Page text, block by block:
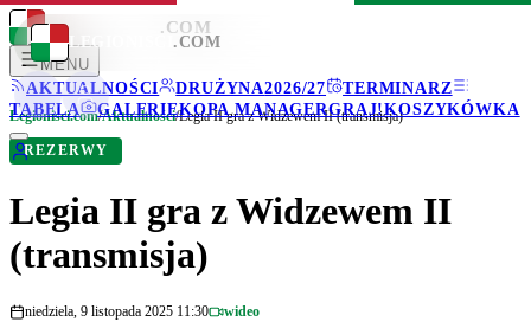
LEGIONISCI .COM
MENU
AKTUALNOŚCI
DRUŻYNA2026/27
TERMINARZ
TABELA
GALERIEKOPA MANAGERGRAJ!KOSZYKÓWKA
LEGIONISCI .COM
Legionisci.com/Aktualności/Legia II gra z Widzewem II (transmisja)
REZERWY
Legia II gra z Widzewem II
(transmisja)
niedziela, 9 listopada 2025 11:30 wideo